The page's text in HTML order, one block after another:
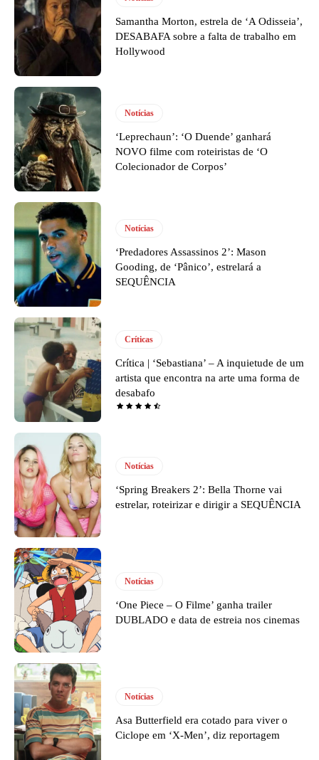
Samantha Morton, estrela de ‘A Odisseia’,
DESABAFA sobre a falta de trabalho em
Hollywood
Notícias
‘Leprechaun’: ‘O Duende’ ganhará
NOVO filme com roteiristas de ‘O
Colecionador de Corpos’
Notícias
‘Predadores Assassinos 2’: Mason
Gooding, de ‘Pânico’, estrelará a
SEQUÊNCIA
Críticas
Crítica | ‘Sebastiana’ – A inquietude de um
artista que encontra na arte uma forma de
desabafo
Notícias
‘Spring Breakers 2’: Bella Thorne vai
estrelar, roteirizar e dirigir a SEQUÊNCIA
Notícias
‘One Piece – O Filme’ ganha trailer
DUBLADO e data de estreia nos cinemas
Notícias
Asa Butterfield era cotado para viver o
Ciclope em ‘X-Men’, diz reportagem